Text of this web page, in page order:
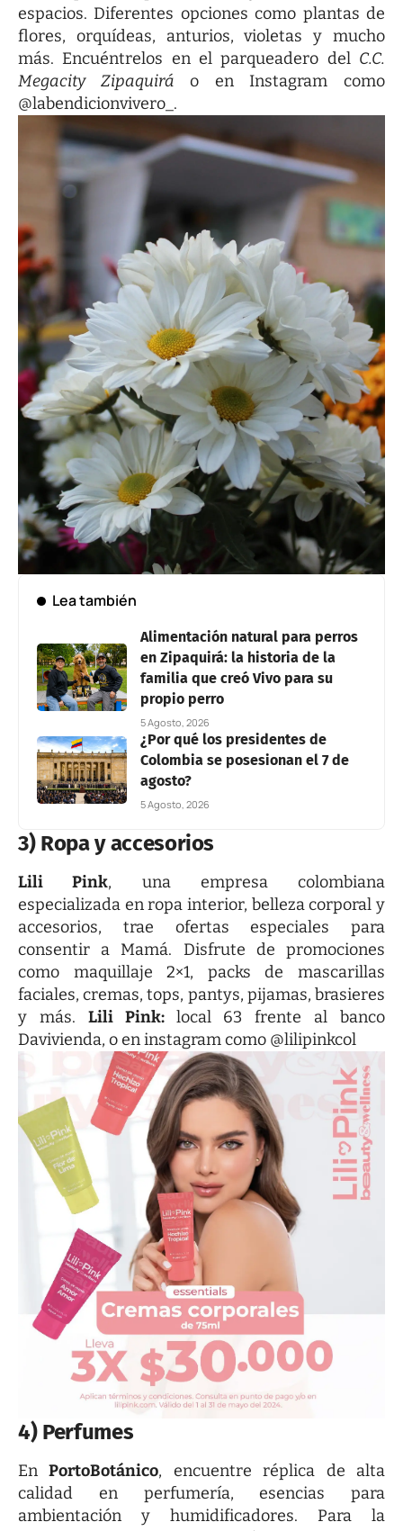
espacios. Diferentes opciones como plantas de
flores, orquídeas, anturios, violetas y mucho
más. Encuéntrelos en el parqueadero del C.C.
Megacity Zipaquirá o en Instagram como
@labendicionvivero_.
Lea también
Alimentación natural para perros
en Zipaquirá: la historia de la
familia que creó Vivo para su
propio perro
5 Agosto, 2026
¿Por qué los presidentes de
Colombia se posesionan el 7 de
agosto?
5 Agosto, 2026
3) Ropa y accesorios
Lili Pink, una empresa colombiana
especializada en ropa interior, belleza corporal y
accesorios, trae ofertas especiales para
consentir a Mamá. Disfrute de promociones
como maquillaje 2×1, packs de mascarillas
faciales, cremas, tops, pantys, pijamas, brasieres
y más. Lili Pink: local 63 frente al banco
Davivienda, o eninstagramcomo @lilipinkcol
4) Perfumes
EnPortoBotánico, encuentre réplica de alta
calidad en perfumería, esencias para
ambientación y humidificadores. Para la